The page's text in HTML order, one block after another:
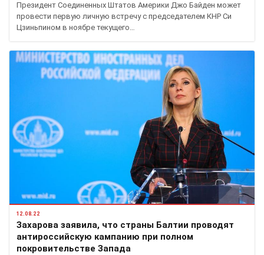
Президент Соединенных Штатов Америки Джо Байден может
провести первую личную встречу с председателем КНР Си
Цзиньпином в ноябре текущего…
12.08.22
Захарова заявила, что страны Балтии проводят
антироссийскую кампанию при полном
покровительстве Запада